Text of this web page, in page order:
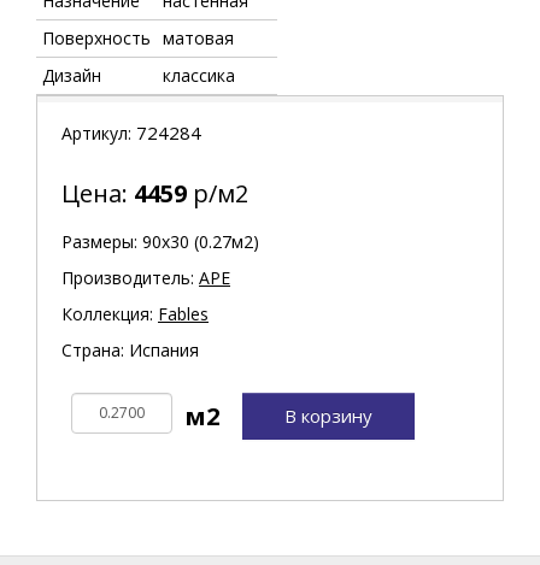
Поверхность матовая
Дизайн
классика
Артикул: 724284
Цена: 4459 р/м2
Размеры: 90х30 (0.27м2)
Производитель: APE
Коллекция: Fables
Страна: Испания
В корзину